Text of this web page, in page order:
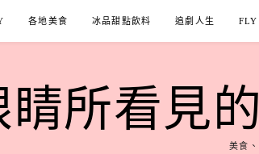
各地美食 冰品甜點飲料 追劇人生 FLY
所看見的
美食